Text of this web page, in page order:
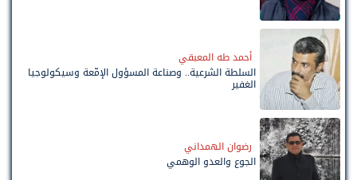
أحمد طه المعبقي
السلطة الشرعية.. وصناعة المسؤول الإمّعة وسيكولوجيا
الغفير
رضوان الهمداني
الجوع والعدو الوهمي